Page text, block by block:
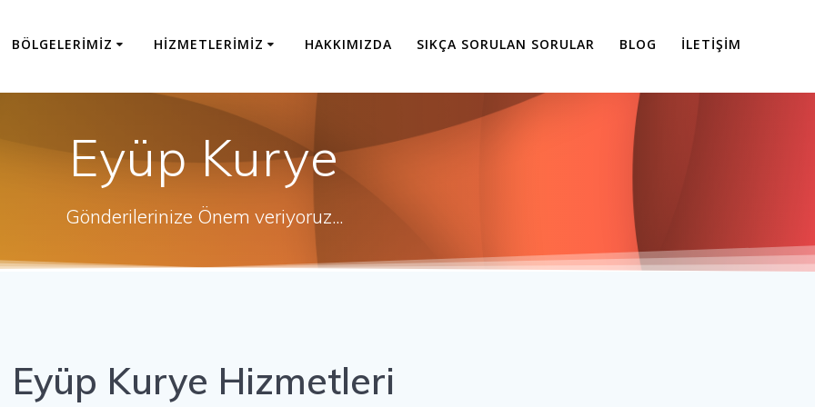
BÖLGELERIMIZ HIZMETLERIMIZ HAKKIMIZDA SIKÇA SORULAN SORULAR BLOG İLETIŞIM
Eyüp Kurye
Gönderilerinize Önem veriyoruz...
Eyüp Kurye Hizmetleri